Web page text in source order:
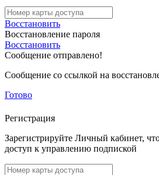
Восстановить
Восстановление пароля
Восстановить
Сообщение отправлено!
Сообщение со ссылкой на
Готово
Регистрация
Зарегистрируйте Личный кабинет,
доступ к управлению подпиской